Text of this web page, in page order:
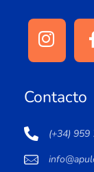
Contacto
(+34) 959